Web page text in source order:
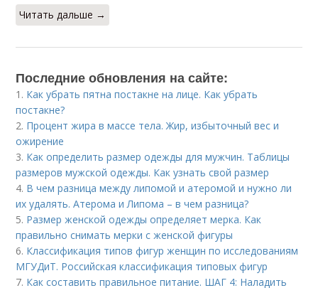
Читать дальше →
Последние обновления на сайте:
1. Как убрать пятна постакне на лице. Как убрать
постакне?
2. Процент жира в массе тела. Жир, избыточный вес и
ожирение
3. Как определить размер одежды для мужчин. Таблицы
размеров мужской одежды. Как узнать свой размер
4. В чем разница между липомой и атеромой и нужно ли
их удалять. Атерома и Липома – в чем разница?
5. Размер женской одежды определяет мерка. Как
правильно снимать мерки с женской фигуры
6. Классификация типов фигур женщин по исследованиям
МГУДиТ. Российская классификация типовых фигур
7. Как составить правильное питание. ШАГ 4: Наладить